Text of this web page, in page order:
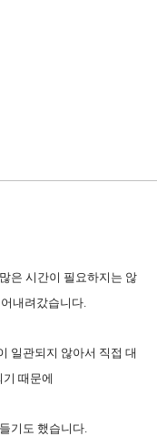
은 시간이 필요하지는 않
내려갔습니다.
일관되지 않아서 직접 대
때문에
기도 했습니다.